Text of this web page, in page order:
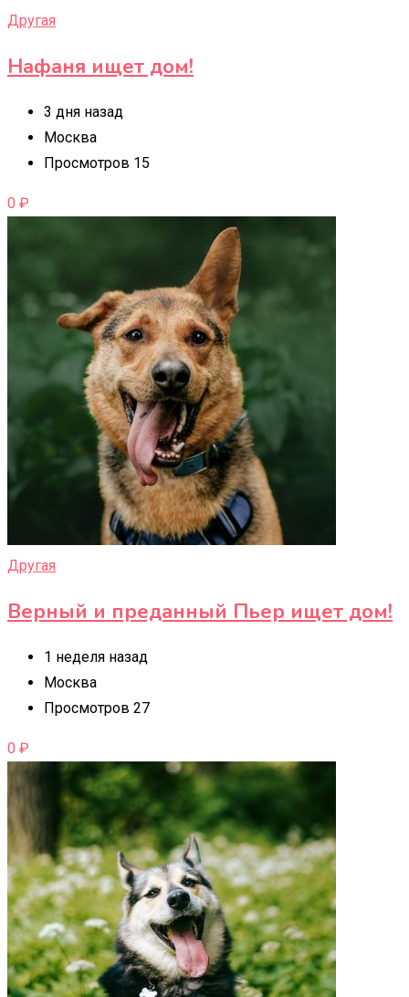
Другая
Нафаня ищет дом!
3 дня назад
Москва
Просмотров 15
0 ₽
Другая
Верный и преданный Пьер ищет дом!
1 неделя назад
Москва
Просмотров 27
0 ₽